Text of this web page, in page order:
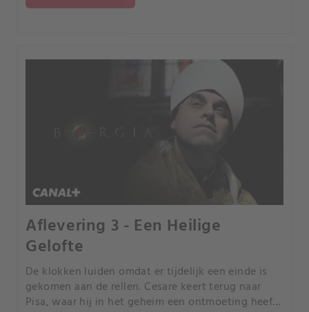
Aflevering 3 - Een Heilige
Gelofte
De klokken luiden omdat er tijdelijk een einde is
gekomen aan de rellen. Cesare keert terug naar
Pisa, waar hij in het geheim een ontmoeting heeft